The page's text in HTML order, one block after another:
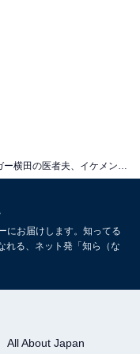
にお届けします。知ってる
れる、ネット発「知ら（な
All About Japan